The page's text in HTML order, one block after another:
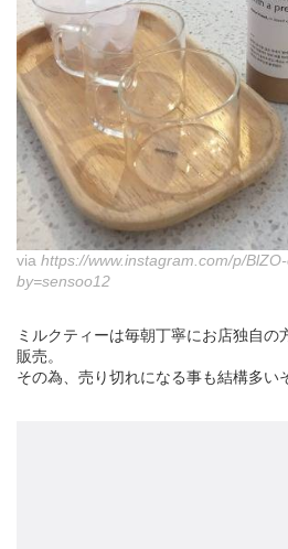
via https://www.instagram.com/p/
by=sensoo12
ミルクティーは毎朝丁寧にお店独自の
販売。
その為、売り切れになる事も結構多い